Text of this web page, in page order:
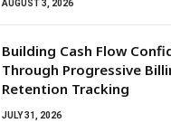
AUGUST 3, 2026
Building Cash Flow
Through Progressive
Retention Tracking
JULY 31, 2026